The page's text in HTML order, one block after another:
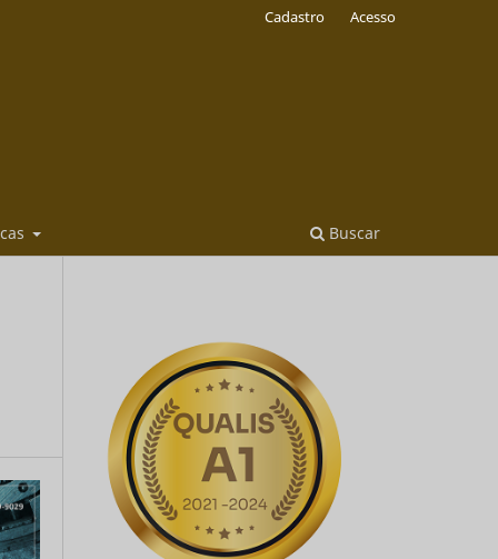
Buscar
Cadastro Acesso